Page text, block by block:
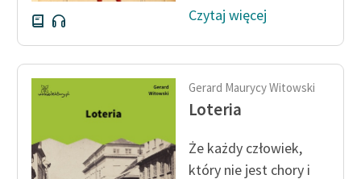
Czytaj więcej
Gerard Maurycy Witowski
Loteria
Że każdy człowiek,
który nie jest chory i